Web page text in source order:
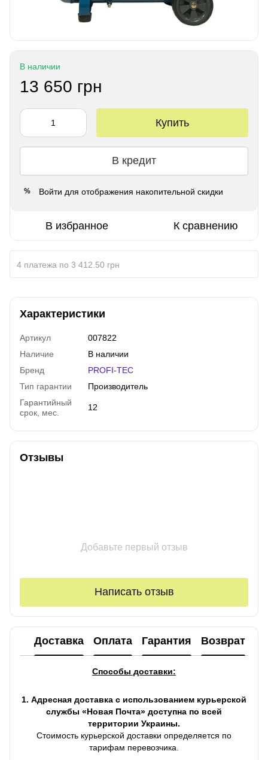
В наличии
13 650 грн
Купить
В кредит
% Войти для отображения накопительной скидки
В избранное К сравнению
4 платежа по 3 412.50 грн
Характеристики
Артикул
007822
Наличие
В наличии
Бренд
PROFI-TEC
Тип гарантии
Производитель
Гарантийный
срок, мес.
12
Отзывы
Добавьте первый отзыв
Написать отзыв
Доставка Оплата Гарантия Возврат
Способы доставки:
1. Адресная доставка с использованием курьерской
службы «Новая Почта» доступна по всей
территории Украины.
Стоимость курьерской доставки определяется по
тарифам перевозчика.